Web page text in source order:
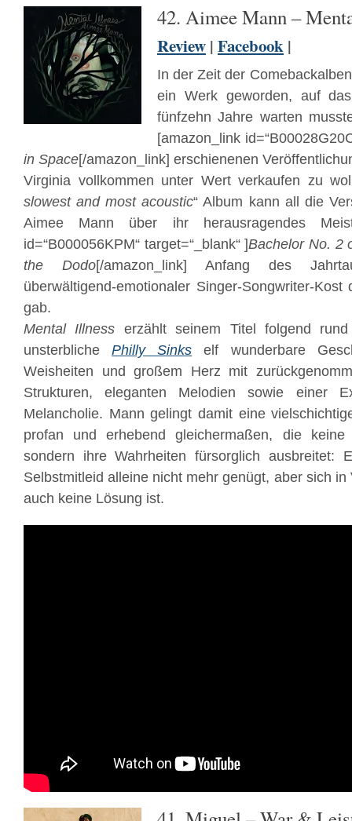
42. Aimee Mann –
Review | Facebook |
In der Zeit der
ein Werk geworden, auf
fünfzehn Jahre warten
[amazon_link
in Space[/amazon_link] erschienenen
Virginia vollkommen unter Wert verkaufen zu
slowest and most acoustic“ Album kann all die
Aimee Mann über ihr herausragendes
id=“B000056KPM“ target=“_blank“ ]Bachelor No. 2
the Dodo[/amazon_link] Anfang des
überwältigend-emotionaler Singer-Songwriter-Kost
gab.
Mental Illness erzählt seinem Titel folgend
unsterblichePhilly Sinks elf wunderbare
Weisheiten und großem Herz mit
Strukturen, eleganten Melodien sowie einer
Melancholie. Mann gelingt damit eine
profan und erhebend gleichermaßen, die keine
sondern ihre Wahrheiten fürsorglich ausbreitet:
Selbstmitleid alleine nicht mehr genügt, aber sich
auch keine Lösung ist.